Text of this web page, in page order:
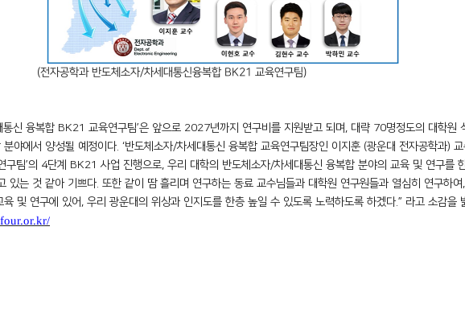
(전자공학과 반도체소자/차세대통신융복합 BK21교육연구팀)
통신 융복합 BK21 교육연구팀’은 앞으로 2027년까지 연구비를 지원받고 되며, 대략 70명정도의 대학원
분야에서 양성될 예정이다 . ‘반도체소자/차세대통신 융복합 교육연구팀장인 이지훈 (광운대 전자공학과)
구팀’의 4단계 BK21사업 진행으로, 우리 대학의 반도체소자/차세대통신 융복합 분야의 교육 및 연구를
있는 것 같아 기쁘다 또한 같이 땀 흘리며 연구하는 동료 교수님들과 대학원 연구원들과 열심히 연구하여,
및 연구에 있어, 우리 광운대의 위상과 인지도를 한층 높일 수 있도록 노력하도록 하겠다.” 라고 소감을